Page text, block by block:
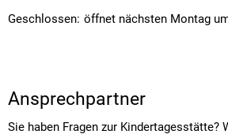
Klicken, um weitere Öffnungs- oder
Geschlossen: öffnet nächsten Montag
Ansprechpartner
Sie haben Fragen zur Kindertagesstätte?